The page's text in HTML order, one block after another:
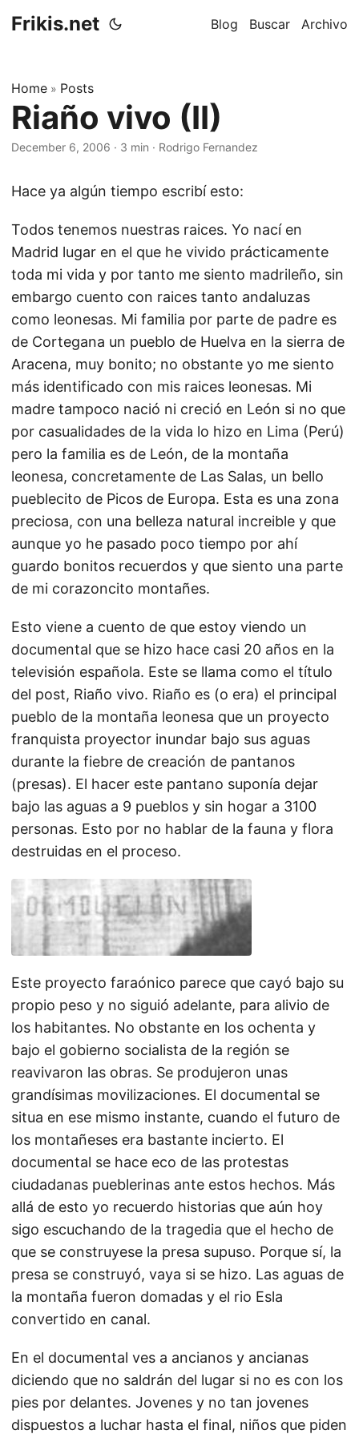
Frikis.net Blog Buscar Archivo
Home » Posts
Riaño vivo (II)
December 6, 2006 · 3 min · Rodrigo Fernandez
Hace ya algún tiempo escribí esto:
Todos tenemos nuestras raices. Yo nací en
Madrid lugar en el que he vivido prácticamente
toda mi vida y por tanto me siento madrileño, sin
embargo cuento con raices tanto andaluzas
como leonesas. Mi familia por parte de padre es
de Cortegana un pueblo de Huelva en la sierra de
Aracena, muy bonito; no obstante yo me siento
más identificado con mis raices leonesas. Mi
madre tampoco nació ni creció en León si no que
por casualidades de la vida lo hizo en Lima (Perú)
pero la familia es de León, de la montaña
leonesa, concretamente de Las Salas, un bello
pueblecito de Picos de Europa. Esta es una zona
preciosa, con una belleza natural increible y que
aunque yo he pasado poco tiempo por ahí
guardo bonitos recuerdos y que siento una parte
de mi corazoncito montañes.
Esto viene a cuento de que estoy viendo un
documental que se hizo hace casi 20 años en la
televisión española. Este se llama como el título
del post, Riaño vivo. Riaño es (o era) el principal
pueblo de la montaña leonesa que un proyecto
franquista proyector inundar bajo sus aguas
durante la fiebre de creación de pantanos
(presas). El hacer este pantano suponía dejar
bajo las aguas a 9 pueblos y sin hogar a 3100
personas. Esto por no hablar de la fauna y flora
destruidas en el proceso.
Este proyecto faraónico parece que cayó bajo su
propio peso y no siguió adelante, para alivio de
los habitantes. No obstante en los ochenta y
bajo el gobierno socialista de la región se
reavivaron las obras. Se produjeron unas
grandísimas movilizaciones. El documental se
situa en ese mismo instante, cuando el futuro de
los montañeses era bastante incierto. El
documental se hace eco de las protestas
ciudadanas pueblerinas ante estos hechos. Más
allá de esto yo recuerdo historias que aún hoy
sigo escuchando de la tragedia que el hecho de
que se construyese la presa supuso. Porque sí, la
presa se construyó, vaya si se hizo. Las aguas de
la montaña fueron domadas y el rio Esla
convertido en canal.
En el documental ves a ancianos y ancianas
diciendo que no saldrán del lugar si no es con los
pies por delantes. Jovenes y no tan jovenes
dispuestos a luchar hasta el final, niños que piden